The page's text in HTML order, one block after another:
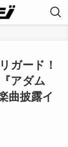
ガード！
アダム
曲披露イ